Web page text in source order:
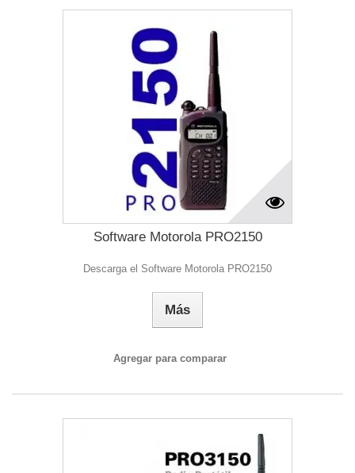
Software Motorola PRO2150
Descarga el Software Motorola PRO2150
Más
Agregar para comparar